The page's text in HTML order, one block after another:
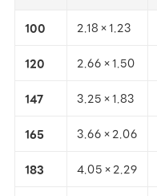
100 2.18×1.23
120 2.66×1.50
147 3.25×1.83
165 3.66×2.06
183 4.05×2.29